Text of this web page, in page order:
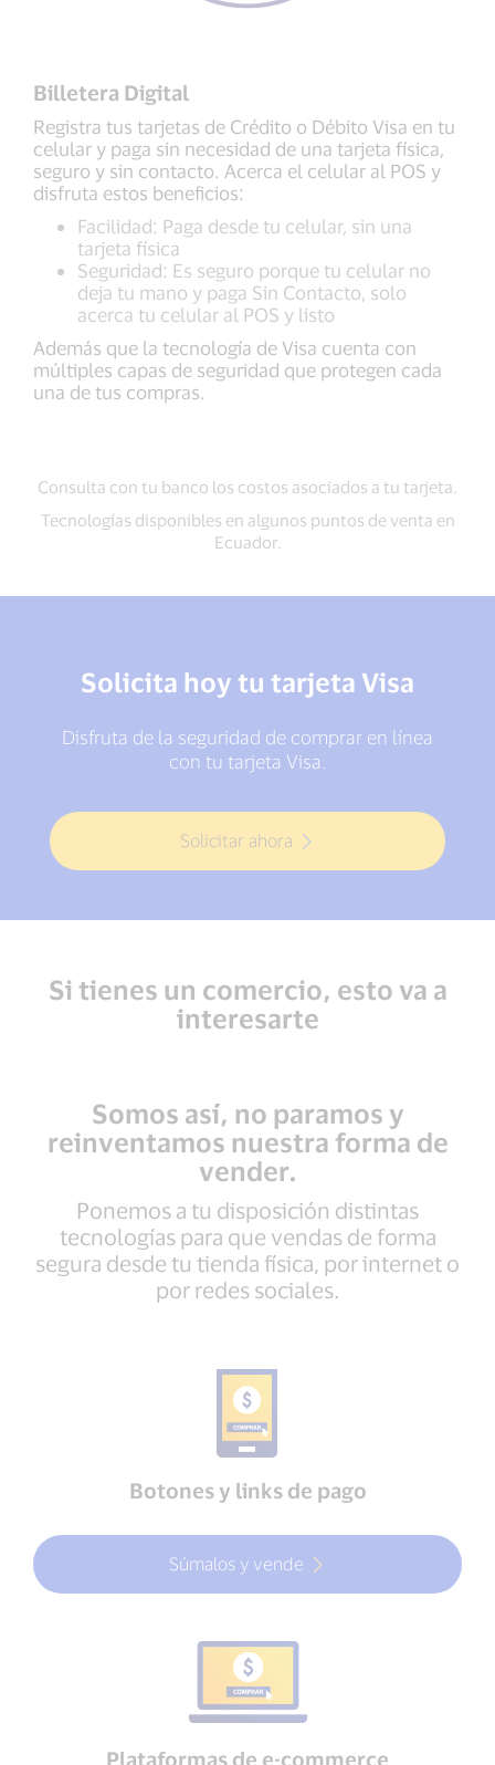
Billetera Digital
Registra tus tarjetas de Crédito o Débito Visa en tu
celular y paga sin necesidad de una tarjeta física,
seguro y sin contacto. Acerca el celular al POS y
disfruta estos beneficios:
Facilidad: Paga desde tu celular, sin una
tarjeta física
Seguridad: Es seguro porque tu celular no
deja tu mano y paga Sin Contacto, solo
acerca tu celular al POS y listo
Además que la tecnología de Visa cuenta con
múltiples capas de seguridad que protegen cada
una de tus compras.
Consulta con tu banco los costos asociados a tu tarjeta.
Tecnologías disponibles en algunos puntos de venta en
Ecuador.
Solicita hoy tu tarjeta Visa
Disfruta de la seguridad de comprar en línea
con tu tarjeta Visa.
Solicitar ahora
Si tienes un comercio, esto va a
interesarte
Somos así, no paramos y
reinventamos nuestra forma de
vender.
Ponemos a tu disposición distintas
tecnologías para que vendas de forma
segura desde tu tienda física, por internet o
por redes sociales.
Botones y links de pago
Súmalos y vende
Plataformas de e-commerce